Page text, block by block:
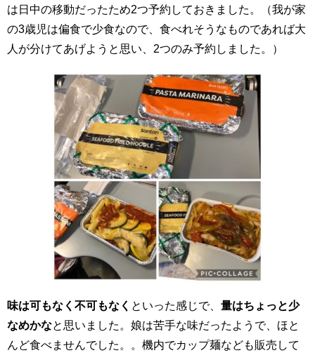
は日中の移動だったため2つ予約しておきました。（我が家
の3歳児は偏食で少食なので、食べれそうなものであれば大
人が分けてあげようと思い、2つのみ予約しました。）
味は可もなく不可もなく といった感じで、 量はちょっと少
なめかなと思いました。娘は苦手な味だったようで、ほと
んど食べませんでした。。機内でカップ麺なども販売して